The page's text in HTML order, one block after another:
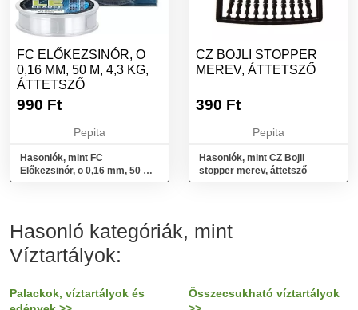
FC ELŐKEZSINÓR, O
0,16 MM, 50 M, 4,3 KG,
ÁTTETSZŐ
990 Ft
Pepita
Hasonlók, mint FC
Előkezsinór, o 0,16 mm, 50 m,
4,3 kg, áttetsző
CZ BOJLI STOPPER
MEREV, ÁTTETSZŐ
390 Ft
Pepita
Hasonlók, mint CZ Bojli
stopper merev, áttetsző
Hasonló kategóriák, mint
Víztartályok:
Palackok, víztartályok és
Összecsukható víztartályok